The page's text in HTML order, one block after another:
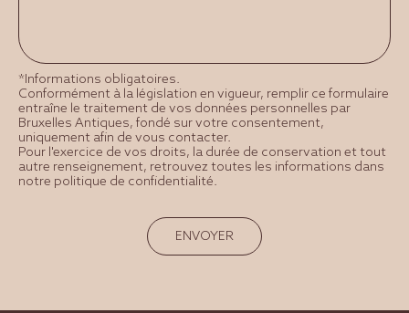
*Informations obligatoires.
Conformément à la législation en vigueur, remplir ce formulaire
entraîne le traitement de vos données personnelles par
Bruxelles Antiques, fondé sur votre consentement,
uniquement afin de vous contacter.
Pour l'exercice de vos droits, la durée de conservation et tout
autre renseignement, retrouvez toutes les informations dans
notre politique de confidentialité.
ENVOYER